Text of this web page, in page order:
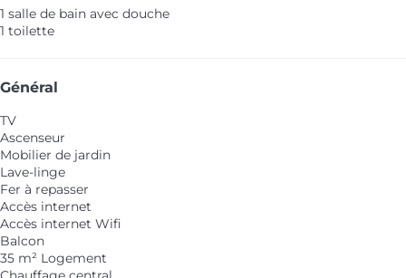
1 salle de bain avec douche
1 toilette
Général
TV
Ascenseur
Mobilier de jardin
Lave-linge
Fer à repasser
Accès internet
Accès internet Wifi
Balcon
35 m² Logement